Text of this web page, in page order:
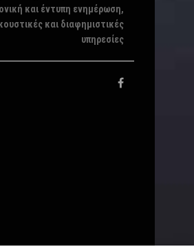
και έντυπη ενημέρωση,
και διαφημιστικές
υπηρεσίες